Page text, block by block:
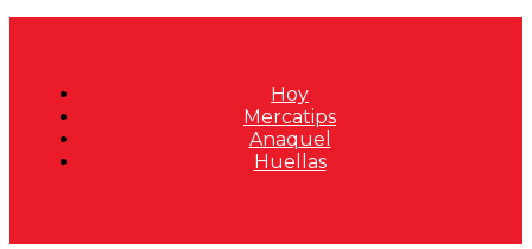
Hoy
Mercatips
Anaquel
Huellas